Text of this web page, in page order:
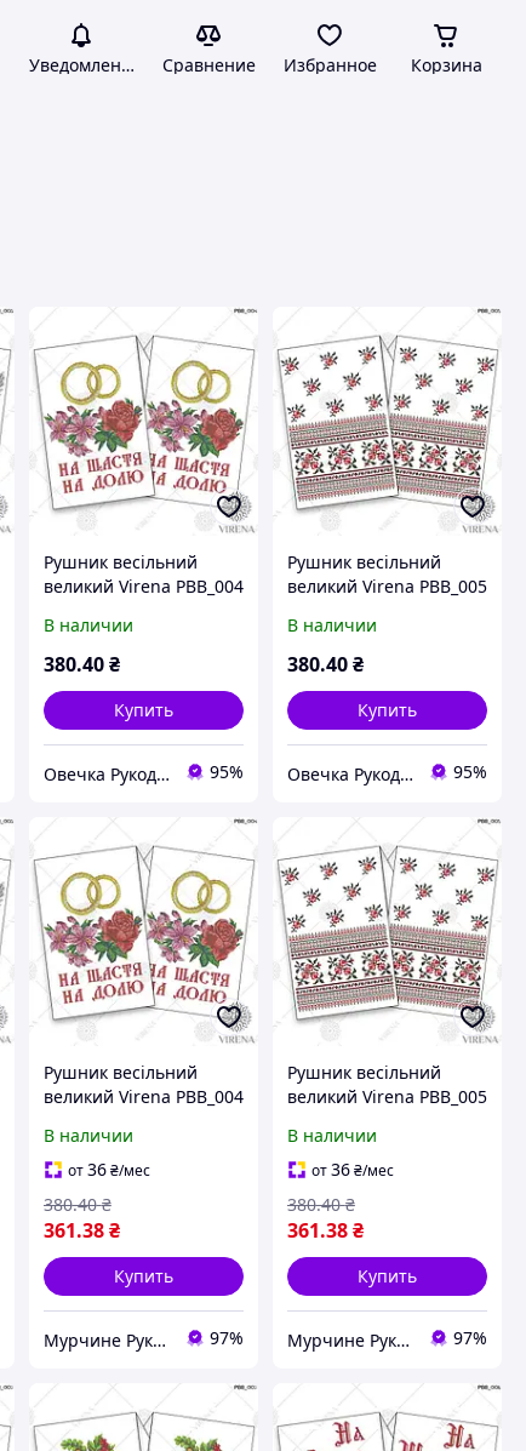
Уведомления Сравнение Избранное Корзина
Рушник весільний
великий Virena РВВ_004
В наличии
380.40 ₴
Купить
Овечка Рукодільниця 95%
Рушник весільний
великий Virena РВВ_005
В наличии
380.40₴
Купить
Овечка Рукодільниця 95%
Рушник весільний
великий Virena РВВ_004
В наличии
от36 ₴/мес
361.38 ₴
380.40 ₴
Купить
Мурчине Рукоділля - супермаркет рукоділля !!! 97%
Рушник весільний
великий Virena РВВ_005
В наличии
от36₴/мес
361.38₴
380.40 ₴
Купить
Мурчине Рукоділля - супермаркет рукоділля !!! 97%